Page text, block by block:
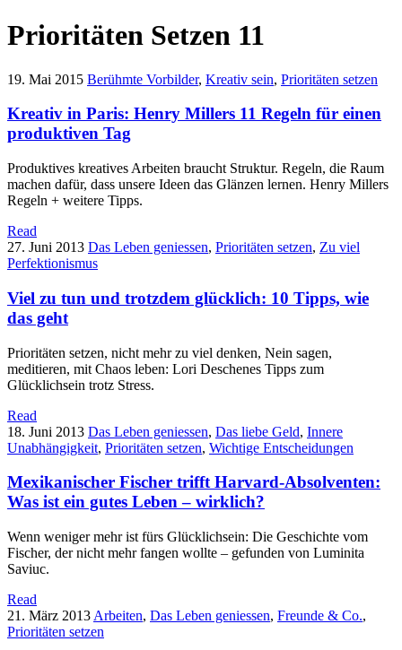
Prioritäten Setzen 11
19. Mai 2015 Berühmte Vorbilder, Kreativ sein, Prioritäten setzen
Kreativ in Paris: Henry Millers 11 Regeln für einen
produktiven Tag
Produktives kreatives Arbeiten braucht Struktur. Regeln, die Raum
machen dafür, dass unsere Ideen das Glänzen lernen. Henry Millers
Regeln + weitere Tipps.
Read
27. Juni 2013 Das Leben geniessen, Prioritäten setzen, Zu viel
Perfektionismus
Viel zu tun und trotzdem glücklich: 10 Tipps, wie
das geht
Prioritäten setzen, nicht mehr zu viel denken, Nein sagen,
meditieren, mit Chaos leben: Lori Deschenes Tipps zum
Glücklichsein trotz Stress.
Read
18. Juni 2013 Das Leben geniessen, Das liebe Geld, Innere
Unabhängigkeit, Prioritäten setzen, Wichtige Entscheidungen
Mexikanischer Fischer trifft Harvard-Absolventen:
Was ist ein gutes Leben – wirklich?
Wenn weniger mehr ist fürs Glücklichsein: Die Geschichte vom
Fischer, der nicht mehr fangen wollte – gefunden von Luminita
Saviuc.
Read
21. März 2013 Arbeiten, Das Leben geniessen, Freunde & Co.,
Prioritäten setzen